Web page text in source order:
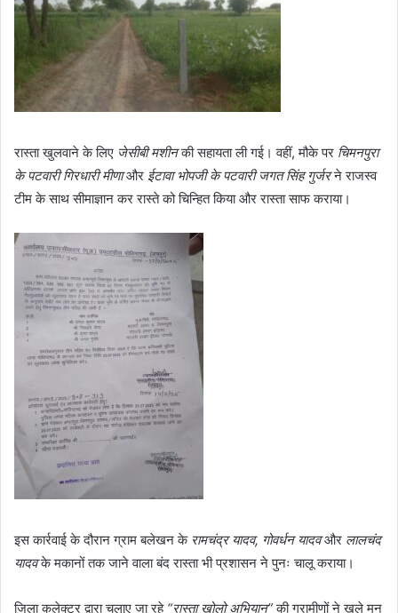
रास्ता खुलवाने के लिए जेसीबी मशीनकी सहायता ली गई। वहीं, मौके पर चिमनपुरा
के पटवारी गिरधारी मीणाऔर ईटावा भोपजी के पटवारी जगत सिंह गुर्जरने राजस्व
टीम के साथ सीमाज्ञान कर रास्ते को चिन्हित किया और रास्ता साफ कराया।
इस कार्रवाई के दौरान ग्राम बलेखन के रामचंद्र यादव, गोवर्धन यादवऔर लालचंद
यादवके मकानों तक जाने वाला बंद रास्ता भी प्रशासन ने पुनः चालू कराया।
जिला कलेक्टर द्वारा चलाए जा रहे “रास्ता खोलो अभियान”की ग्रामीणों ने खुले मन